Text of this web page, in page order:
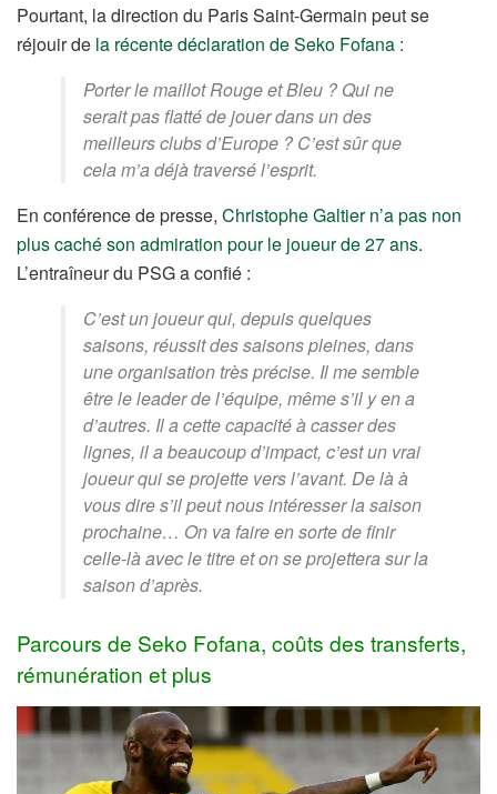
Pourtant, la direction du Paris Saint-Germain peut se
réjouir de la récente déclaration de Seko Fofana :
Porter le maillot Rouge et Bleu ? Qui ne
serait pas flatté de jouer dans un des
meilleurs clubs d’Europe ? C’est sûr que
cela m’a déjà traversé l’esprit.
En conférence de presse, Christophe Galtier n’a pas non
plus caché son admiration pour le joueur de 27 ans.
L’entraîneur du PSG a confié :
C’est un joueur qui, depuis quelques
saisons, réussit des saisons pleines, dans
une organisation très précise. Il me semble
être le leader de l’équipe, même s’il y en a
d’autres. Il a cette capacité à casser des
lignes, il a beaucoup d’impact, c’est un vrai
joueur qui se projette vers l’avant. De là à
vous dire s’il peut nous intéresser la saison
prochaine… On va faire en sorte de finir
celle-là avec le titre et on se projettera sur la
saison d’après.
Parcours de Seko Fofana, coûts des transferts,
rémunération et plus